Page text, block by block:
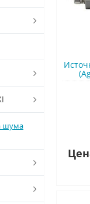
шума